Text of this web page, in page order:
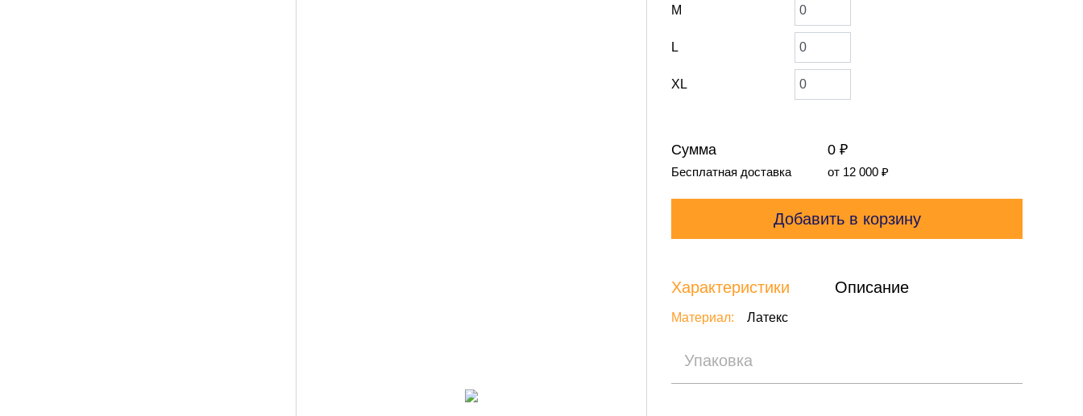
M
L
XL
Сумма
Бесплатная доставка
0 ₽
от 12 000 ₽
Добавить в корзину
Характеристики Описание
Материал: Латекс
Упаковка